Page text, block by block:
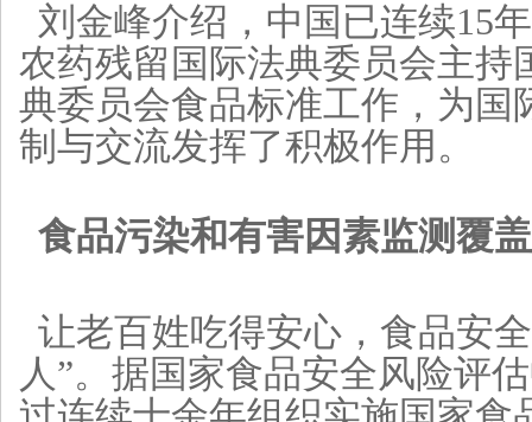
刘金峰介绍，中国已连续15
农药残留国际法典委员会主持
典委员会食品标准工作，为国
制与交流发挥了积极作用。
食品污染和有害因素监测覆
让老百姓吃得安心，食品安
人”。据国家食品安全风险评